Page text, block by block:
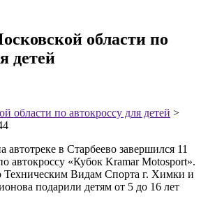
области по
детей
области по автокроссу для детей >
автотреке в Старбеево завершился 11
автокроссу «Кубок Kramar Motosport».
Видам Спорта г. Химки и
подарили детям от 5 до 16 лет